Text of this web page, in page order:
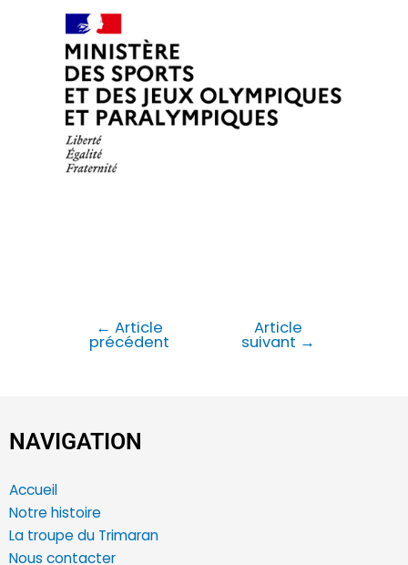
← Article
précédent
Article
suivant →
NAVIGATION
Accueil
Notre histoire
La troupe du Trimaran
Nous contacter